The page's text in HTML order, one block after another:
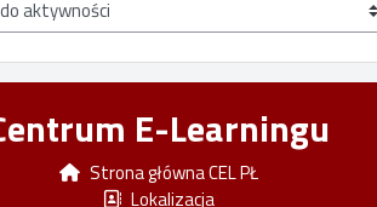
aktywności
E-Learningu
Strona główna CEL PŁ
Lokalizacja